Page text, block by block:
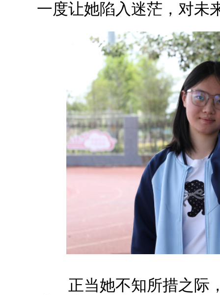
一度让她陷入迷茫，对未
正当她不知所措之际，